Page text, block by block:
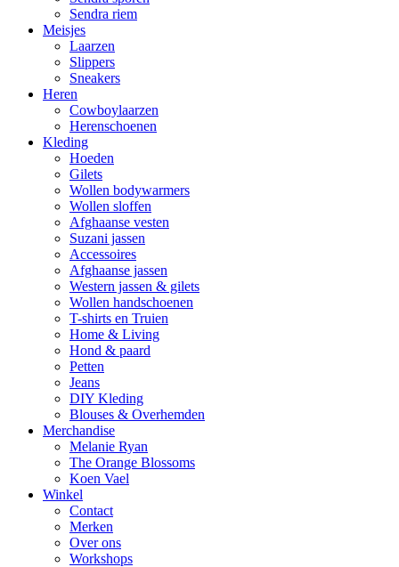
Sendra riem
Meisjes
Laarzen
Slippers
Sneakers
Heren
Cowboylaarzen
Herenschoenen
Kleding
Hoeden
Gilets
Wollen bodywarmers
Wollen sloffen
Afghaanse vesten
Suzani jassen
Accessoires
Afghaanse jassen
Western jassen & gilets
Wollen handschoenen
T-shirts en Truien
Home & Living
Hond & paard
Petten
Jeans
DIY Kleding
Blouses & Overhemden
Merchandise
Melanie Ryan
The Orange Blossoms
Koen Vael
Winkel
Contact
Merken
Over ons
Workshops